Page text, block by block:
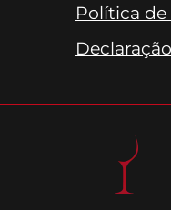
Política de